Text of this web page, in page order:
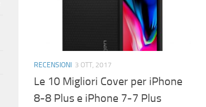
RECENSIONI 3 OTT, 2017
Le 10 Migliori Cover per iPhone
8-8 Plus e iPhone 7-7 Plus